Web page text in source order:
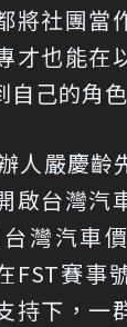
將社團當
才也能在
己的角色
人嚴慶齡
啟台灣汽
灣汽車
FST賽事
持下，一